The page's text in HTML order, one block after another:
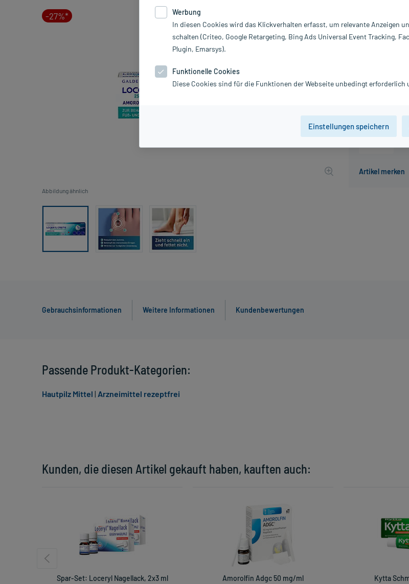
-27%*
Abbildung ähnlich
inkl. MwSt. zzgl.
Hersteller:
Information:
Gebrauchsinformationen Weitere Informationen Kundenbewertungen
Kunden, die diesen Artikel gekauft haben, kauften auch:
Spar-Set: Loceryl Nagellack, 2x3 ml
Amorolfin Adgc 50 mg/ml
Kytta
Passende Produkt-Kategorien:
Hautpilz Mittel | Arzneimittel rezeptfrei
Werbung
In diesen Cookies wird das Klickverhalten erfasst, um relevante Anzeigen
schalten (Criteo, Google Retargeting, Bing Ads Universal Event Tracking,
Plugin, Emarsys).
Funktionelle Cookies
Diese Cookies sind für die Funktionen der Webseite unbedingt
Einstellungen speichern